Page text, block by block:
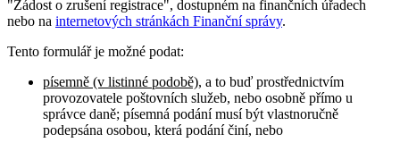
"Žádost o zrušení registrace", dostupném na finančních úřadech
nebo na internetových stránkách Finanční správy.
Tento formulář je možné podat:
písemně (v listinné podobě), a to buď prostřednictvím
provozovatele poštovních služeb, nebo osobně přímo u
správce daně; písemná podání musí být vlastnoručně
podepsána osobou, která podání činí, nebo